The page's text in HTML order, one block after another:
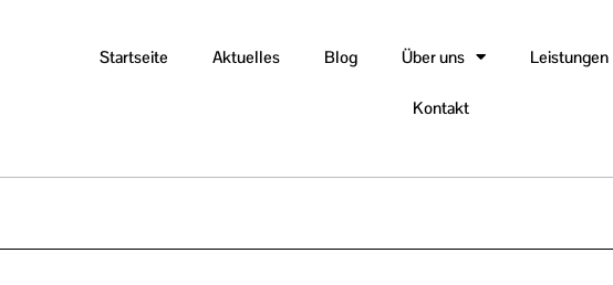
Startseite Aktuelles Blog Über uns Leistungen
Kontakt